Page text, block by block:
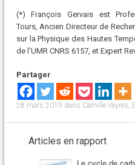
(*) François Gervais est
Tours, Ancien Directeur de
sur la Physique des Hautes
de l’UMR CNRS 6157, et Expert
Partager
28 mars 2019 dans Camille Veyres,
Articles en rapport